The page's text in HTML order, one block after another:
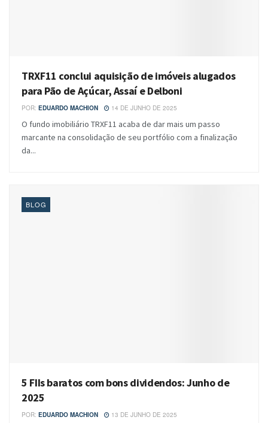
TRXF11 conclui aquisição de imóveis alugados
para Pão de Açúcar, Assaí e Delboni
POR: EDUARDO MACHION 14 DE JUNHO DE 2025
O fundo imobiliário TRXF11 acaba de dar mais um passo
marcante na consolidação de seu portfólio com a finalização
da...
BLOG
5 FIIs baratos com bons dividendos: Junho de
2025
POR: EDUARDO MACHION 13 DE JUNHO DE 2025